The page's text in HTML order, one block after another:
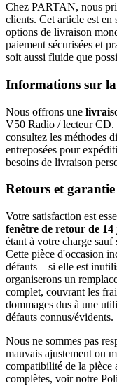
Chez PARTAN, nous
clients. Cet article est
options de livraison
paiement sécurisées et
soit aussi fluide que
Informations sur
Nous offrons une
V50 Radio / lecteur CD.
consultez les méthodes
entreposées pour
besoins de livraison
Retours et garantie
Votre satisfaction est
fenêtre de retour de 14
étant à votre charge
Cette pièce d'occasion
défauts – si elle est
organiserons un
complet, couvrant les
dommages dus à une
défauts connus/évidents.
Nous ne sommes pas
mauvais ajustement ou
compatibilité de la pièce
complètes, voir notre